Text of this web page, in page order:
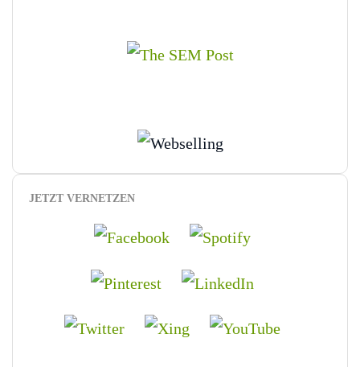
JETZT VERNETZEN